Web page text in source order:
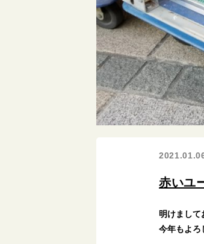
赤いユ
明けまして
今年もよろ